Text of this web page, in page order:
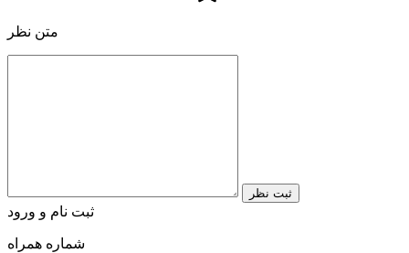
متن نظر
ثبت نظر
ثبت نام و ورود
شماره همراه